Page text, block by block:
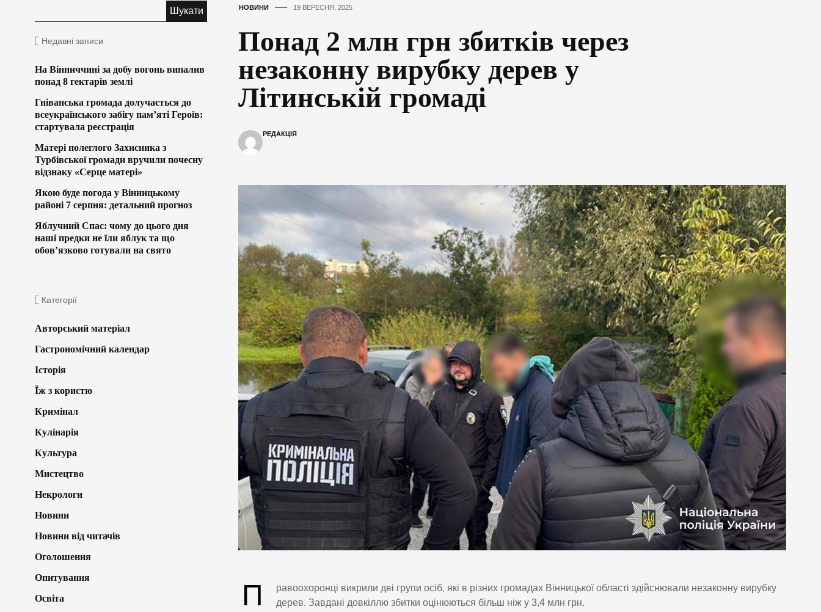
НОВИНИ 19 ВЕРЕСНЯ, 2025
Понад 2 млн грн збитків через
незаконну вирубку дерев у
Літинській громаді
РЕДАКЦІЯ
П
равоохоронці викрили дві групи осіб, які в різних громадах Вінницької області здійснювали незаконну вирубку
дерев. Завдані довкіллю збитки оцінюються більш ніж у 3,4 млн грн.
Недавні записи
На Вінниччині за добу вогонь випалив
понад 8 гектарів землі
Гніванська громада долучається до
всеукраїнського забігу пам’яті Героїв:
стартувала реєстрація
Матері полеглого Захисника з
Турбівської громади вручили почесну
відзнаку «Серце матері»
Якою буде погода у Вінницькому
районі 7 серпня: детальний прогноз
Яблучний Спас: чому до цього дня
наші предки не їли яблук та що
обов’язково готували на свято
Категорії
Авторський матеріал
Гастрономічний календар
Історія
Їж з користю
Кримінал
Кулінарія
Культура
Мистецтво
Некрологи
Новини
Новини від читачів
Оголошення
Опитування
Освіта